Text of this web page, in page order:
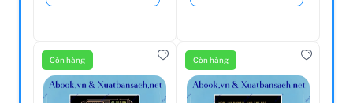
Còn hàng Còn hàng